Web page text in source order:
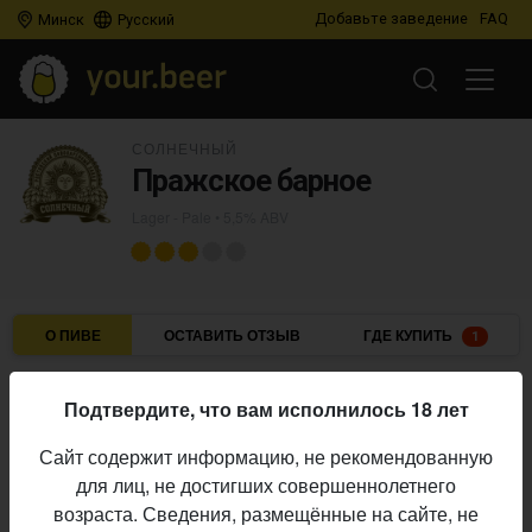
Минск Русский Добавьте заведение FAQ
Пражское барное
О ПИВЕ ОСТАВИТЬ ОТЗЫВ ГДЕ КУПИТЬ 1
Пивоварня:
Солнечный
Алкоголь:
5,5%
Начало
выпуска:
05.08.2023
Подтвердите, что вам исполнилось 18 лет
Сайт содержит информацию, не рекомендованную
для лиц, не достигших совершеннолетнего
возраста. Сведения, размещённые на сайте, не